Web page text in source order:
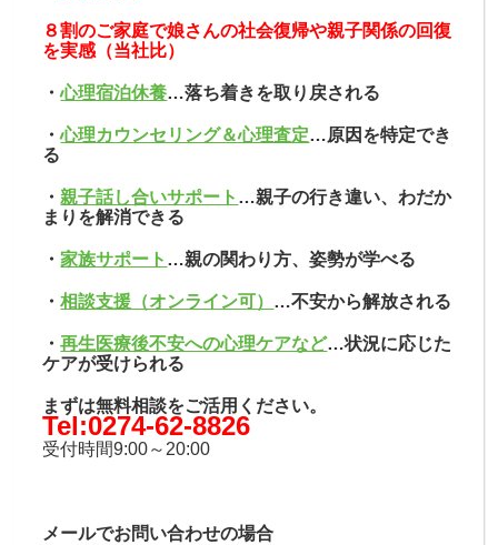
８割のご家庭で娘さんの社会復帰や親子関係の回復
を実感（当社比）
・心理宿泊休養…落ち着きを取り戻される
・心理カウンセリング＆心理査定…原因を特定でき
る
・親子話し合いサポート …親子の行き違い、わだか
まりを解消できる
・家族サポート …親の関わり方、姿勢が学べる
・相談支援（オンライン可） …不安から解放される
・再生医療後不安への心理ケアなど…状況に応じた
ケアが受けられる
まずは無料相談をご活用ください。
Tel:0274-62-8826
受付時間9:00～20:00
メールでお問い合わせの場合